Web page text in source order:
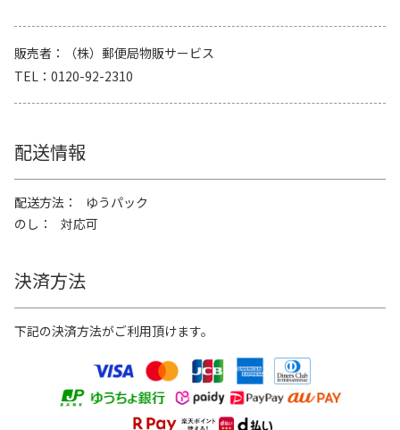
販売者
（株）郵便局物販サービス
TEL
0120-92-2310
配送情報
配送方法
ゆうパック
のし
対応可
決済方法
下記の決済方法がご利用頂けます。